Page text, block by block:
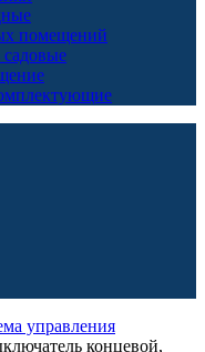
помещений
управления
концевой,